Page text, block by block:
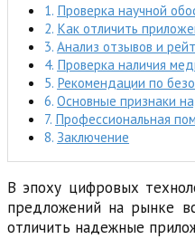
Проверка научной
Как отличить
Анализ отзывов и
Проверка наличия
Рекомендации по
Основные признаки
Профессиональная
Заключение
В эпоху цифровых
предложений на рынке
отличить надежные